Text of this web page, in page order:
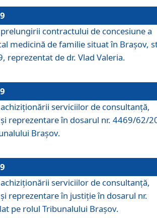
contractului de concesiune a
medicină de familie situat în Braşov,
reprezentat de dr. Vlad Valeria.
serviciilor de consultanţă,
reprezentare în dosarul nr. 4469/62/
Braşov.
serviciilor de consultanţă,
reprezentare în justiţie în dosarul nr.
pe rolul Tribunalului Braşov.